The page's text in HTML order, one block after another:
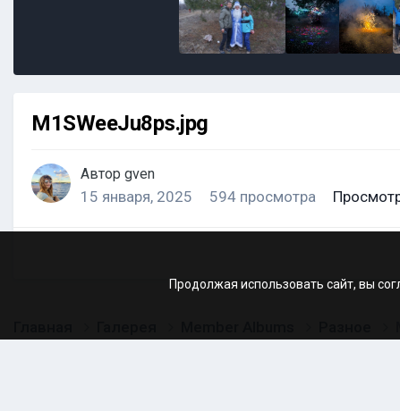
M1SWeeJu8ps.jpg
Автор gven
15 января, 2025 594 просмотра
Продолжая использовать сайт, вы